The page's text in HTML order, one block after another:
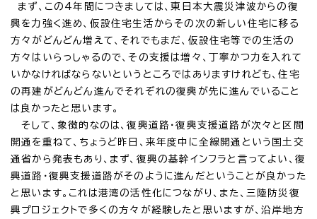
まず、この4年間につきましては、東日本大震災津波からの復
興を力強く進め、仮設住宅生活からその次の新しい住宅に移る
方々がどんどん増えて、それでもまだ、仮設住宅等での生活の
方々はいらっしゃるので、その支援は増々、丁寧かつ力を入れて
いかなければならないというところではありますけれども、住宅
の再建がどんどん進んでそれぞれの復興が先に進んでいること
は良かったと思います。
そして、象徴的なのは、復興道路・復興支援道路が次々と区間
開通を重ねて、ちょうど昨日、来年度中に全線開通という国土交
通省から発表もあり、まず、復興の基幹インフラと言ってよい、復
興道路・復興支援道路がそのように進んだということが良かった
と思います。これは港湾の活性化につながり、また、三陸防災復
興プロジェクトで多くの方々が経験したと思いますが、沿岸地方